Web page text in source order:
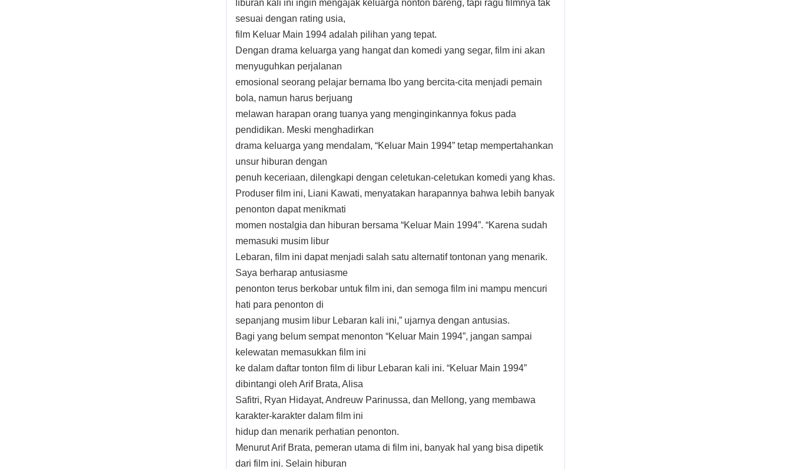
liburan kali ini ingin mengajak keluarga nonton bareng, tapi ragu filmnya tak
sesuai dengan rating usia,
film Keluar Main 1994 adalah pilihan yang tepat.
Dengan drama keluarga yang hangat dan komedi yang segar, film ini akan
menyuguhkan perjalanan
emosional seorang pelajar bernama Ibo yang bercita-cita menjadi pemain
bola, namun harus berjuang
melawan harapan orang tuanya yang menginginkannya fokus pada
pendidikan. Meski menghadirkan
drama keluarga yang mendalam, “Keluar Main 1994” tetap mempertahankan
unsur hiburan dengan
penuh keceriaan, dilengkapi dengan celetukan-celetukan komedi yang khas.
Produser film ini, Liani Kawati, menyatakan harapannya bahwa lebih banyak
penonton dapat menikmati
momen nostalgia dan hiburan bersama “Keluar Main 1994”. “Karena sudah
memasuki musim libur
Lebaran, film ini dapat menjadi salah satu alternatif tontonan yang menarik.
Saya berharap antusiasme
penonton terus berkobar untuk film ini, dan semoga film ini mampu mencuri
hati para penonton di
sepanjang musim libur Lebaran kali ini,” ujarnya dengan antusias.
Bagi yang belum sempat menonton “Keluar Main 1994”, jangan sampai
kelewatan memasukkan film ini
ke dalam daftar tonton film di libur Lebaran kali ini. “Keluar Main 1994”
dibintangi oleh Arif Brata, Alisa
Safitri, Ryan Hidayat, Andreuw Parinussa, dan Mellong, yang membawa
karakter-karakter dalam film ini
hidup dan menarik perhatian penonton.
Menurut Arif Brata, pemeran utama di film ini, banyak hal yang bisa dipetik
dari film ini. Selain hiburan